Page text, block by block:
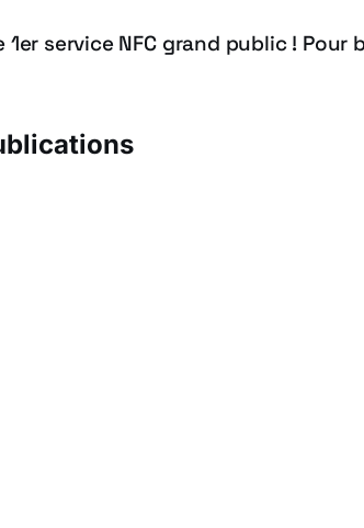
1er service NFC grand public !